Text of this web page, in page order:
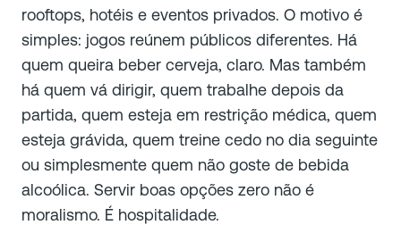
rooftops, hotéis e eventos privados. O motivo é
simples: jogos reúnem públicos diferentes. Há
quem queira beber cerveja, claro. Mas também
há quem vá dirigir, quem trabalhe depois da
partida, quem esteja em restrição médica, quem
esteja grávida, quem treine cedo no dia seguinte
ou simplesmente quem não goste de bebida
alcoólica. Servir boas opções zero não é
moralismo. É hospitalidade.